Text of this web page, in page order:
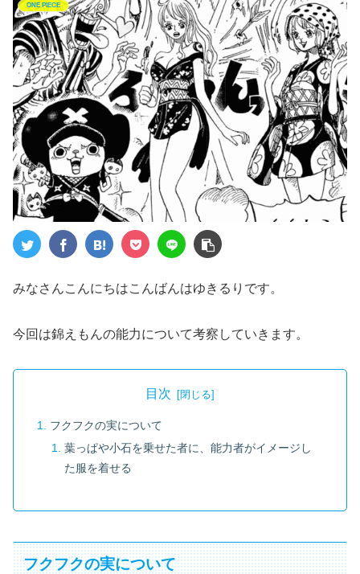
ONE PIECE
みなさんこんにちはこんばんはゆきるりです。
今回は錦えもんの能力について考察していきます。
目次
フクフクの実について
葉っぱや小石を乗せた者に、能力者がイメージし
た服を着せる
フクフクの実について